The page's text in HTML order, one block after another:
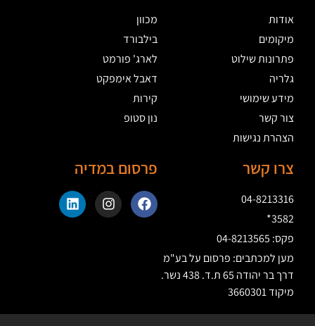
אודות
מיקומים
פתרונות שילוט
גלריה
מידע שימושי
צור קשר
הצהרת נגישות
מכוון
בילבורד
לארג' פורמט
דאבל אימפקט
קירות
נון סטופ
צרו קשר
04-8213316
3582*
פקס: 04-8213565
מען למכתבים: פרסום על בע"מ
דרך בר יהודה 65 ת.ד. 438 נשר.
מיקוד 3660301
פרסום במדיה